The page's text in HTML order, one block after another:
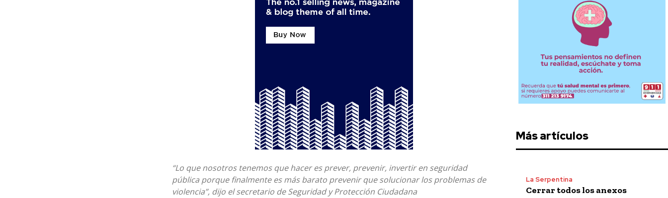
“Lo que nosotros tenemos que hacer es prever, prevenir, invertir en seguridad
pública porque finalmente es más barato prevenir que solucionar los problemas de
violencia”, dijo el secretario de Seguridad y Protección Ciudadana
Más artículos
La Serpentina
Cerrar todos los anexos